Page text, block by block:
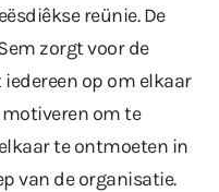
reünie. De
zorgt voor de
iedereen op om elkaar
om te
te ontmoeten in
van de organisatie.